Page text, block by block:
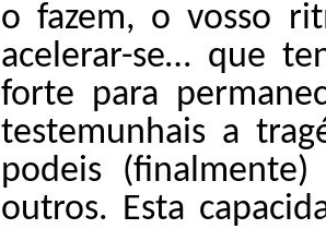
o fazem, o vosso
acelerar-se… que
forte para
testemunhais a
podeis
outros. Esta